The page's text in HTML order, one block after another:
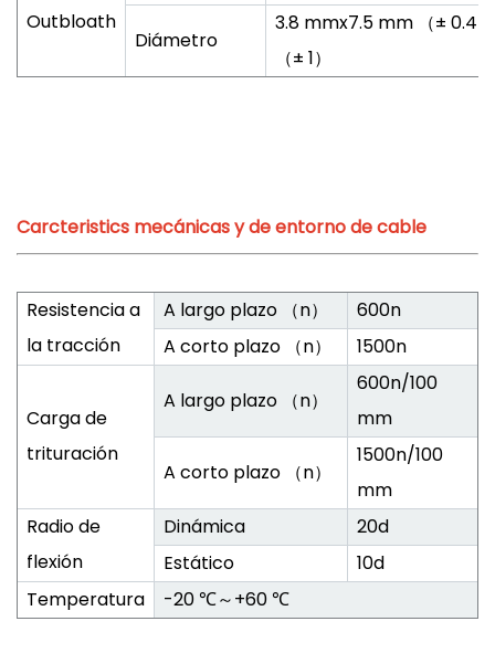
Outbloath
Diámetro
3.8 mmx7.5 mm （± 0.4
（± 1）
Carcteristics mecánicas y de entorno de cable
Resistencia a
la tracción
A largo plazo （n）
600n
A corto plazo （n）
1500n
Carga de
trituración
A largo plazo （n）
600n/100
mm
A corto plazo （n）
1500n/100
mm
Radio de
flexión
Dinámica
20d
Estático
10d
Temperatura
-20 ℃～+60 ℃